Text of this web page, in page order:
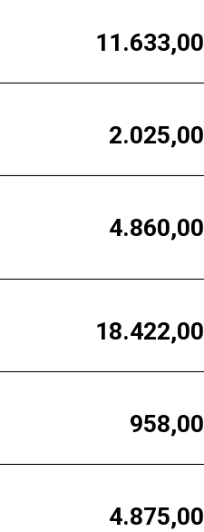
11.633,00
2.025,00
4.860,00
18.422,00
958,00
4.875,00